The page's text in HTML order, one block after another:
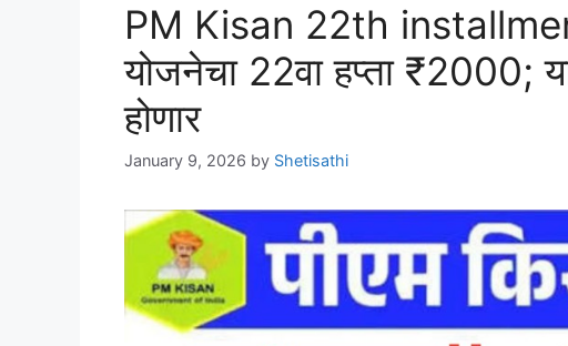
PM Kisan 22th
योजनेचा 22वा हप्ता ₹2000;
होणार
January 9, 2026 by Shetisathi